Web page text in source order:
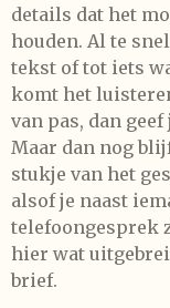
details dat het
houden. Al te
tekst of tot iets
komt het
van pas, dan
Maar dan nog
stukje van het
alsof je naast
telefoongesprek
hier wat
brief.